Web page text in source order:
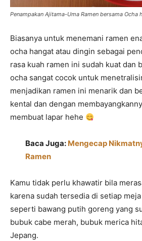
Penampakan Ajitama-Uma Ramen bersama Ocha
Biasanya untuk menemani ramen
ocha hangat atau dingin sebagai
rasa kuah ramen ini sudah kuat dan
ocha sangat cocok untuk
menjadikan ramen ini menarik dan
kental dan dengan
membuat lapar hehe
Baca Juga: Mengecap
Ramen
Kamu tidak perlu khawatir bila
karena sudah tersedia di setiap
seperti bawang putih goreng yang
bubuk cabe merah, bubuk merica
Jepang.